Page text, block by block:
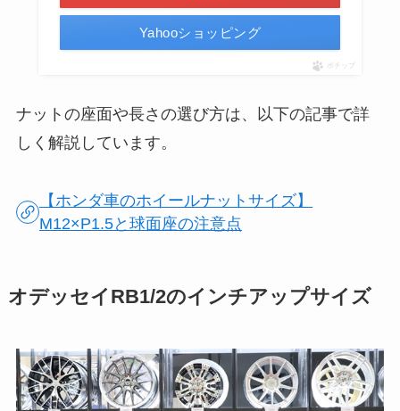
Yahooショッピング
ポチップ
ナットの座面や長さの選び方は、以下の記事で詳
しく解説しています。
【ホンダ車のホイールナットサイズ】
M12×P1.5と球面座の注意点
オデッセイRB1/2のインチアップサイズ